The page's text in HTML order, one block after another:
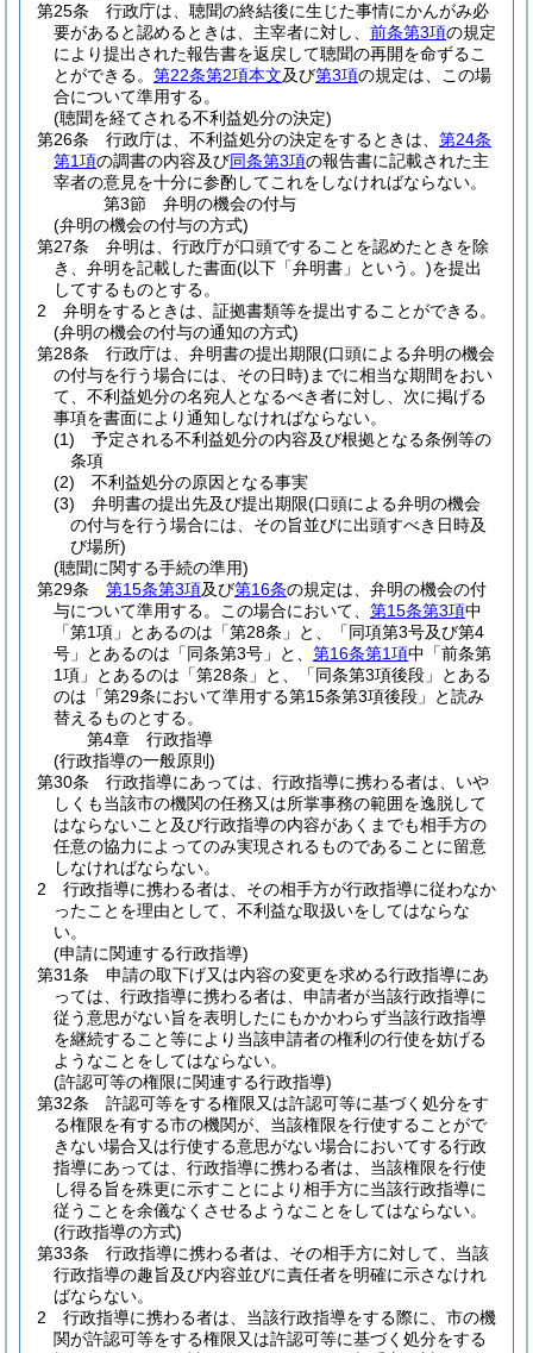
第25条
行政庁は、聴聞の終結後に生じた事情にかんがみ必
要があると認めるときは、主宰者に対し、 前条第3項の規定
により提出された報告書を返戻して聴聞の再開を命ずるこ
とができる。 第22条第2項本文及び第3項の規定は、この場
合について準用する。
(聴聞を経てされる不利益処分の決定)
第26条
行政庁は、不利益処分の決定をするときは、 第24条
第1項の調書の内容及び同条第3項の報告書に記載された主
宰者の意見を十分に参酌してこれをしなければならない。
第3節
弁明の機会の付与
(弁明の機会の付与の方式)
第27条
弁明は、行政庁が口頭ですることを認めたときを除
き、弁明を記載した書面(以下「弁明書」という。)を提出
してするものとする。
2
弁明をするときは、証拠書類等を提出することができる。
(弁明の機会の付与の通知の方式)
第28条
行政庁は、弁明書の提出期限(口頭による弁明の機会
の付与を行う場合には、その日時) までに相当な期間をおい
て、不利益処分の名宛人となるべき者に対し、次に掲げる
事項を書面により通知しなければならない。
(1)
予定される不利益処分の内容及び根拠となる条例等の
条項
(2)
不利益処分の原因となる事実
(3)
弁明書の提出先及び提出期限(口頭による弁明の機会
の付与を行う場合には、その旨並びに出頭すべき日時及
び場所)
(聴聞に関する手続の準用)
第29条
第15条第3項及び第16条の規定は、弁明の機会の付
与について準用する。
この場合において、 第15条第3項中
「第1項」とあるのは「第28条」と、「同項第3号及び第4
号」とあるのは「同条第3号」と、 第16条第1項中「前条第
1項」とあるのは「第28条」と、「同条第3項後段」とある
のは「第29条において準用する第15条第3項後段」と読み
替えるものとする。
第4章
行政指導
(行政指導の一般原則)
第30条
行政指導にあっては、行政指導に携わる者は、いや
しくも当該市の機関の任務又は所掌事務の範囲を逸脱して
はならないこと及び行政指導の内容があくまでも相手方の
任意の協力によってのみ実現されるものであることに留意
しなければならない。
2
行政指導に携わる者は、その相手方が行政指導に従わなか
ったことを理由として、不利益な取扱いをしてはならな
い。
(申請に関連する行政指導)
第31条
申請の取下げ又は内容の変更を求める行政指導にあ
っては、行政指導に携わる者は、申請者が当該行政指導に
従う意思がない旨を表明したにもかかわらず当該行政指導
を継続すること等により当該申請者の権利の行使を妨げる
ようなことをしてはならない。
(許認可等の権限に関連する行政指導)
第32条
許認可等をする権限又は許認可等に基づく処分をす
る権限を有する市の機関が、当該権限を行使することがで
きない場合又は行使する意思がない場合においてする行政
指導にあっては、行政指導に携わる者は、当該権限を行使
し得る旨を殊更に示すことにより相手方に当該行政指導に
従うことを余儀なくさせるようなことをしてはならない。
(行政指導の方式)
第33条
行政指導に携わる者は、その相手方に対して、当該
行政指導の趣旨及び内容並びに責任者を明確に示さなけれ
ばならない。
2
行政指導に携わる者は、当該行政指導をする際に、市の機
関が許認可等をする権限又は許認可等に基づく処分をする